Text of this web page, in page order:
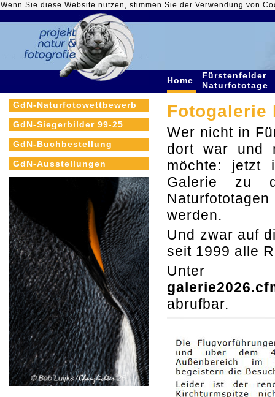
Wenn Sie diese Website nutzen, stimmen Sie der Verwendung von
Home
Fürstenfelder
Naturfototage
GdN-Naturfotowettbewerb
GdN-Siegerbilder 99-25
GdN-Buchbestellung
GdN-Ausstellungen
Fotogalerie
Wer nicht in
dort war und
möchte: jetzt
Galerie zu
werden.
Und zwar auf
seit 1999 alle
abrufbar.